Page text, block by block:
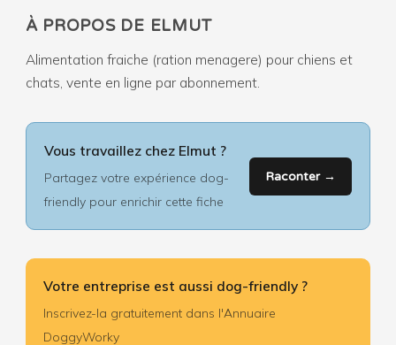
À PROPOS DE ELMUT
Alimentation fraiche (ration menagere) pour chiens et
chats, vente en ligne par abonnement.
Vous travaillez chez Elmut ?
Partagez votre expérience dog-
friendly pour enrichir cette fiche
Raconter →
Votre entreprise est aussi dog-friendly ?
Inscrivez-la gratuitement dans l'Annuaire
DoggyWorky